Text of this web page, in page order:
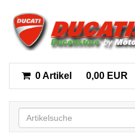
0 Artikel 0,00 EUR